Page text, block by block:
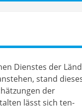
Dienstes der
stand
der
lässt sich ten-